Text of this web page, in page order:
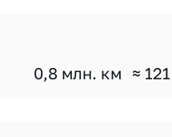
0,8 млн. км ≈